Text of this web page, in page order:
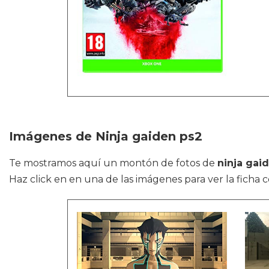
Imágenes de Ninja gaiden ps2
Te mostramos aquí un montón de fotos de ninja
Haz click en en una de las imágenes para ver la